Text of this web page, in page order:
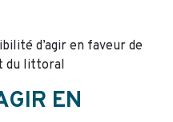
d’agir en faveur de
du littoral
EN